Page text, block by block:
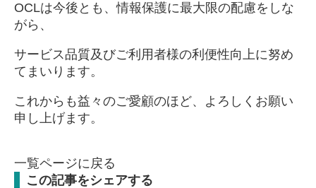
OCLは今後とも、情報保護に最大限の配慮をしな
がら、
サービス品質及びご利用者様の利便性向上に努め
てまいります。
これからも益々のご愛顧のほど、よろしくお願い
申し上げます。
一覧ページに戻る
この記事をシェアする